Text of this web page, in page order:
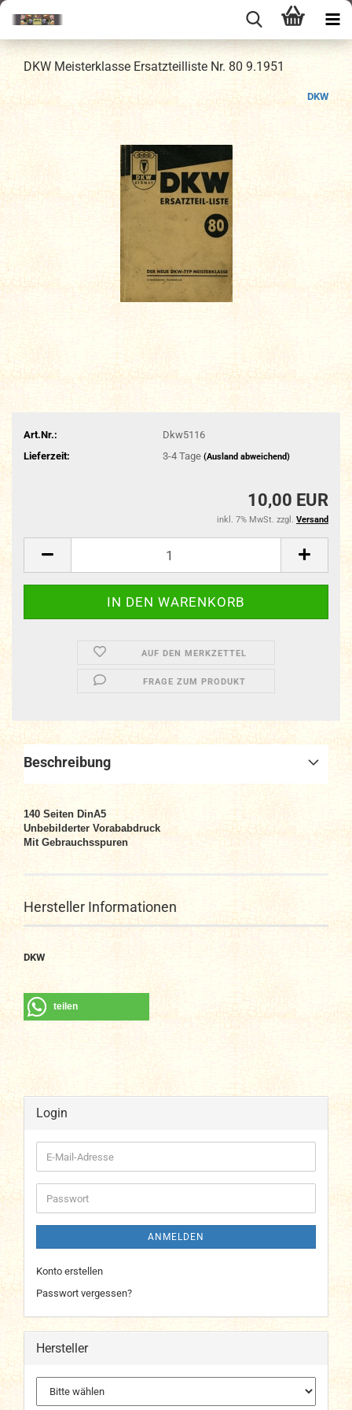
DKW Meisterklasse Ersatzteilliste Nr. 80 9.1951
DKW
Art.Nr.:
Dkw5116
Lieferzeit:
3-4 Tage (Ausland abweichend)
10,00 EUR
inkl. 7% MwSt. zzgl. Versand
AUF DEN MERKZETTEL
FRAGE ZUM PRODUKT
Beschreibung
140 Seiten DinA5
Unbebilderter Vorababdruck
Mit Gebrauchsspuren
Hersteller Informationen
DKW
teilen
Login
E-
Mail-
Adresse
Passwort
ANMELDEN
Konto erstellen
Passwort vergessen?
Hersteller